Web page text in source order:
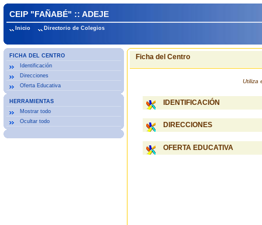
CEIP "FAÑABÉ" :: ADEJE
Inicio Directorio de Colegios
FICHA DEL CENTRO
Identificación
Direcciones
Oferta Educativa
HERRAMIENTAS
Mostrar todo
Ocultar todo
Ficha del Centro
Utiliza
IDENTIFICACIÓN
DIRECCIONES
OFERTA EDUCATIVA